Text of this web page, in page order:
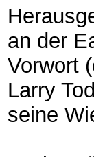
an der
Vorwort
Larry
seine